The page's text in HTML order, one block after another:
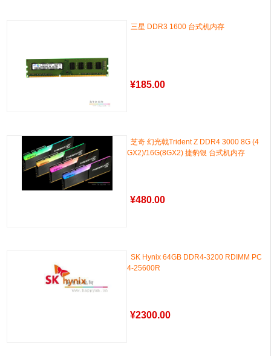
三星 DDR3 1600 台式机内存
¥185.00
芝奇 幻光戟Trident Z DDR4 3000 8G (4
GX2)/16G(8GX2) 捷豹银 台式机内存
¥480.00
SK Hynix 64GB DDR4-3200 RDIMM PC
4-25600R
¥2300.00